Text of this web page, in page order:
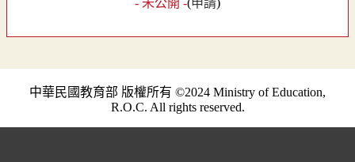
中華民國教育部 版權所有 ©2024 Ministry of Education,
R.O.C. All rights reserved.